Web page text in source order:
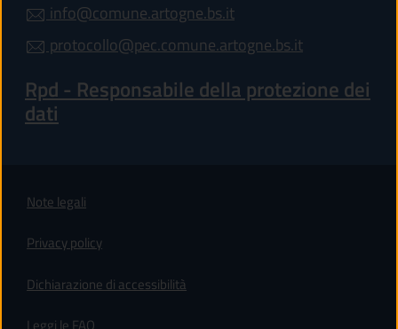
info@comune.artogne.bs.it
protocollo@pec.comune.artogne.bs.it
Rpd - Responsabile della protezione dei
dati
Note legali
Privacy policy
Dichiarazione di accessibilità
Leggi le FAQ